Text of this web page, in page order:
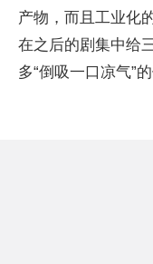
产物，而且工业化
在之后的剧集中给
多“倒吸一口凉气”的